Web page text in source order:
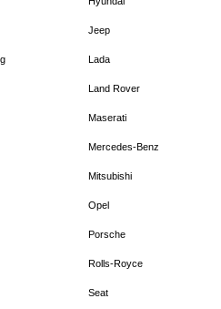
Jeep
Lada
Land Rover
Maserati
Mercedes-Benz
Mitsubishi
Opel
Porsche
Rolls-Royce
Seat